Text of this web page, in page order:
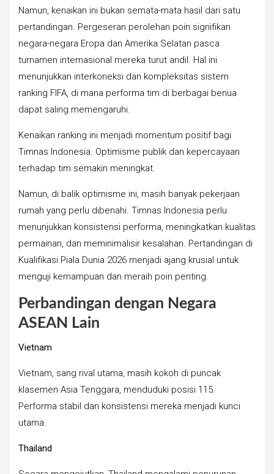
Namun, kenaikan ini bukan semata-mata hasil dari satu
pertandingan. Pergeseran perolehan poin signifikan
negara-negara Eropa dan Amerika Selatan pasca
turnamen internasional mereka turut andil. Hal ini
menunjukkan interkoneksi dan kompleksitas sistem
ranking FIFA, di mana performa tim di berbagai benua
dapat saling memengaruhi.
Kenaikan ranking ini menjadi momentum positif bagi
Timnas Indonesia. Optimisme publik dan kepercayaan
terhadap tim semakin meningkat.
Namun, di balik optimisme ini, masih banyak pekerjaan
rumah yang perlu dibenahi. Timnas Indonesia perlu
menunjukkan konsistensi performa, meningkatkan kualitas
permainan, dan meminimalisir kesalahan. Pertandingan di
Kualifikasi Piala Dunia 2026 menjadi ajang krusial untuk
menguji kemampuan dan meraih poin penting.
Perbandingan dengan Negara
ASEAN Lain
Vietnam
Vietnam, sang rival utama, masih kokoh di puncak
klasemen Asia Tenggara, menduduki posisi 115.
Performa stabil dan konsistensi mereka menjadi kunci
utama.
Thailand